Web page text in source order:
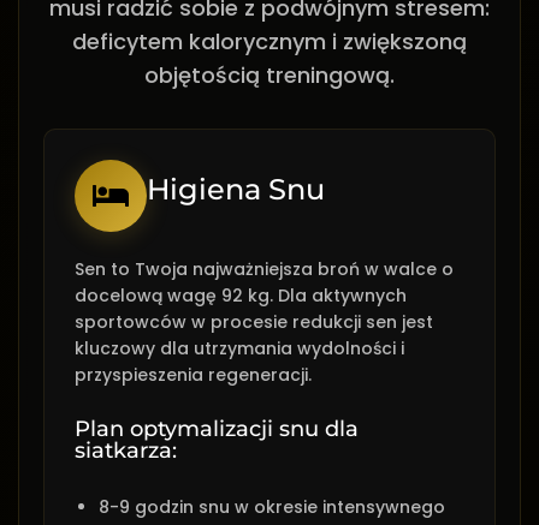
musi radzić sobie z podwójnym stresem:
deficytem kalorycznym i zwiększoną
objętością treningową.
Higiena Snu
Sen to Twoja najważniejsza broń w walce o
docelową wagę 92 kg. Dla aktywnych
sportowców w procesie redukcji sen jest
kluczowy dla utrzymania wydolności i
przyspieszenia regeneracji.
Plan optymalizacji snu dla
siatkarza:
8-9 godzin snu w okresie intensywnego